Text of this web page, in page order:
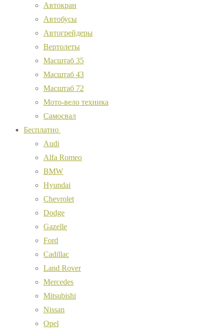
Автокран
Автобусы
Автогрейдеры
Вертолеты
Масштаб 35
Масштаб 43
Масштаб 72
Мото-вело техника
Самосвал
Бесплатно
Audi
Alfa Romeo
BMW
Hyundai
Chevrolet
Dodge
Gazelle
Ford
Cadillac
Land Rover
Mercedes
Mitsubishi
Nissan
Opel